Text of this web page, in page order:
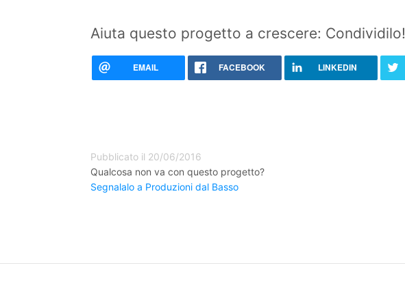
Aiuta questo progetto a crescere: Condividilo!
EMAIL FACEBOOK LINKEDIN
Pubblicato il 20/06/2016
Qualcosa non va con questo progetto?
Segnalalo a Produzioni dal Basso